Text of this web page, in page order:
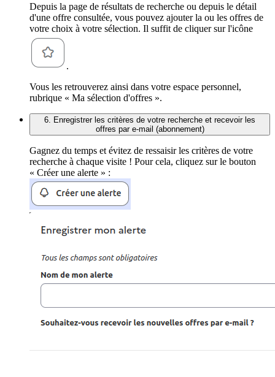
Depuis la page de résultats de recherche ou depuis le détail
d'une offre consultée, vous pouvez ajouter la ou les offres de
votre choix à votre sélection. Il suffit de cliquer sur l'icône
.
Vous les retrouverez ainsi dans votre espace personnel,
rubrique « Ma sélection d'offres ».
6. Enregistrer les critères de votre recherche et recevoir les
offres par e-mail (abonnement)
Gagnez du temps et évitez de ressaisir les critères de votre
recherche à chaque visite ! Pour cela, cliquez sur le bouton
« Créer une alerte » :